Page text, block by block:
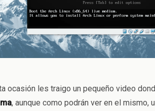
ocasión les traigo un pequeño video
, aunque como podrán ver en el